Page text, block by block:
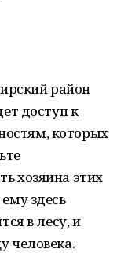
район
доступ к
которых
хозяина этих
здесь
в лесу, и
человека.